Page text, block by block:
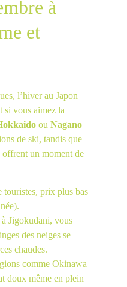
à
et
l’hiver au Japon
si vous aimez la
ou Nagano
de ski, tandis que
offrent un moment de
touristes, prix plus bas
à Jigokudani, vous
des neiges se
chaudes.
comme Okinawa
doux même en plein